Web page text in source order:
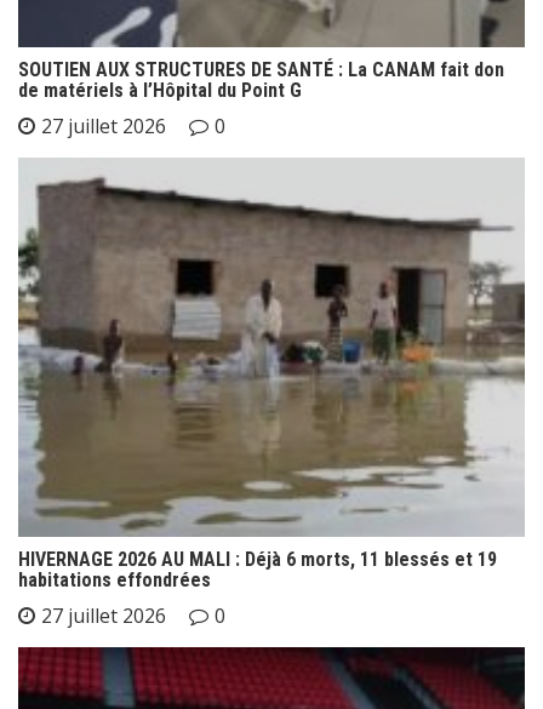
SOUTIEN AUX STRUCTURES DE SANTÉ : La CANAM fait don
de matériels à l’Hôpital du Point G
27 juillet 2026 0
HIVERNAGE 2026 AU MALI : Déjà 6 morts, 11 blessés et 19
habitations effondrées
27 juillet 2026 0